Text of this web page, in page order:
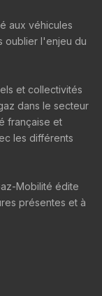
aux véhicules
oublier l'enjeu du
et collectivités
dans le secteur
française et
les différents
Mobilité édite
présentes et à